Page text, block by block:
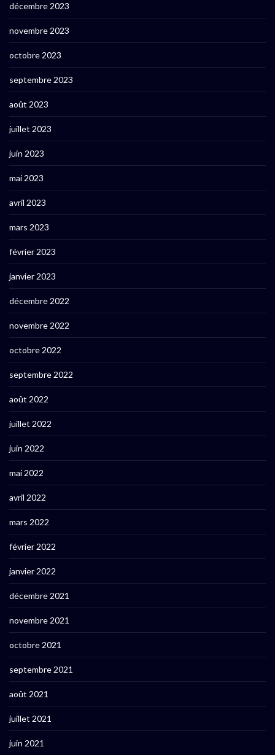
décembre 2023
novembre 2023
octobre 2023
septembre 2023
août 2023
juillet 2023
juin 2023
mai 2023
avril 2023
mars 2023
février 2023
janvier 2023
décembre 2022
novembre 2022
octobre 2022
septembre 2022
août 2022
juillet 2022
juin 2022
mai 2022
avril 2022
mars 2022
février 2022
janvier 2022
décembre 2021
novembre 2021
octobre 2021
septembre 2021
août 2021
juillet 2021
juin 2021